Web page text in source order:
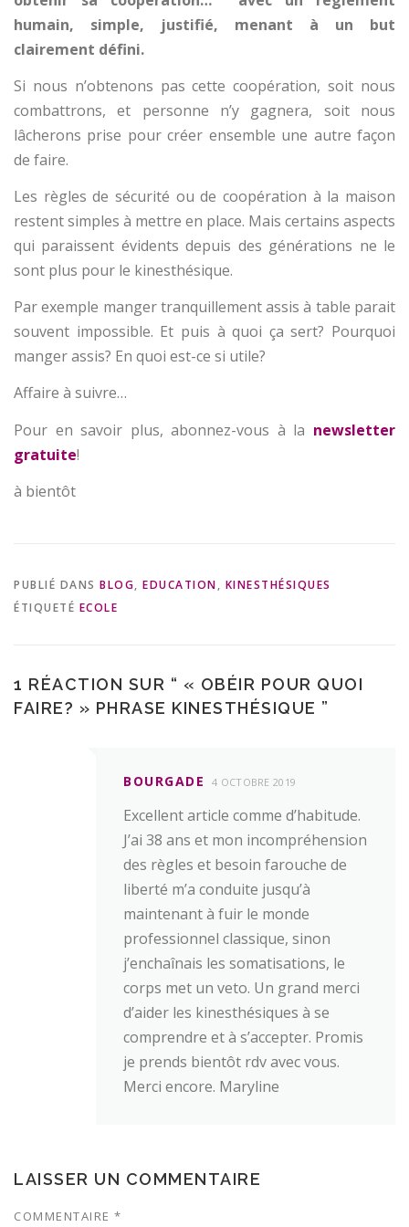
humain, simple, justifié, menant à un but
clairement défini.
Si nous n’obtenons pas cette coopération, soit nous
combattrons, et personne n’y gagnera, soit nous
lâcherons prise pour créer ensemble une autre façon
de faire.
Les règles de sécurité ou de coopération à la maison
restent simples à mettre en place. Mais certains aspects
qui paraissent évidents depuis des générations ne le
sont plus pour le kinesthésique.
Par exemple manger tranquillement assis à table parait
souvent impossible. Et puis à quoi ça sert? Pourquoi
manger assis? En quoi est-ce si utile?
Affaire à suivre…
Pour en savoir plus, abonnez-vous à la newsletter
gratuite!
à bientôt
PUBLIÉ DANS BLOG, EDUCATION, KINESTHÉSIQUES
ÉTIQUETÉ ECOLE
1 RÉACTION SUR “ « OBÉIR POUR QUOI
FAIRE? » PHRASE KINESTHÉSIQUE ”
BOURGADE 4 OCTOBRE 2019
Excellent article comme d’habitude.
J’ai 38 ans et mon incompréhension
des règles et besoin farouche de
liberté m’a conduite jusqu’à
maintenant à fuir le monde
professionnel classique, sinon
j’enchaînais les somatisations, le
corps met un veto. Un grand merci
d’aider les kinesthésiques à se
comprendre et à s’accepter. Promis
je prends bientôt rdv avec vous.
Merci encore. Maryline
LAISSER UN COMMENTAIRE
COMMENTAIRE *